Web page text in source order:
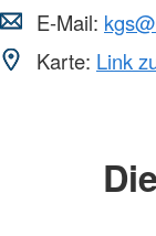
E-Mail:
Karte: Link